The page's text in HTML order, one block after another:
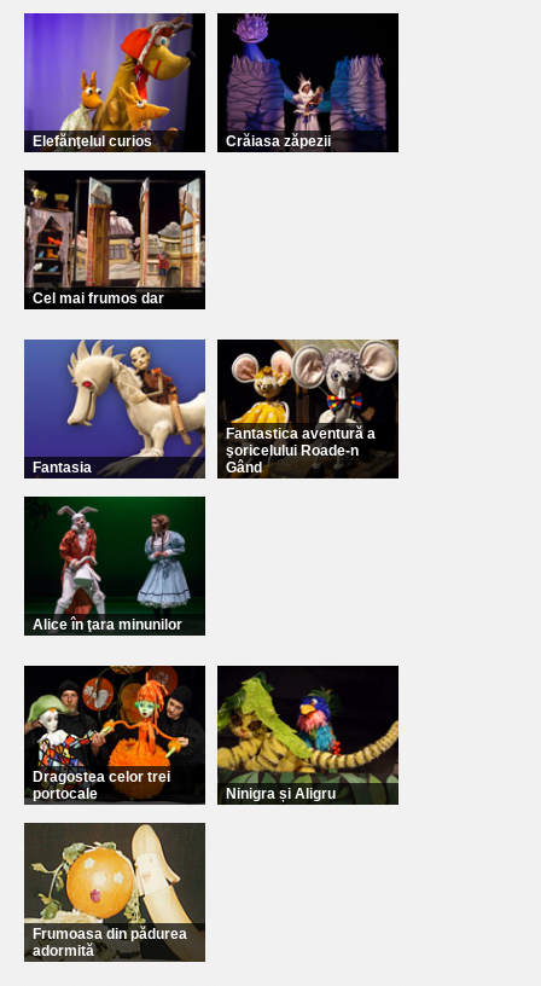
Elefănţelul curios Crăiasa zăpezii
Cel mai frumos dar
Fantasia
Fantastica aventură a
şoricelului Roade-n
Gând
Alice în ţara minunilor
Dragostea celor trei
portocale
Ninigra și Aligru
Frumoasa din pădurea
adormită